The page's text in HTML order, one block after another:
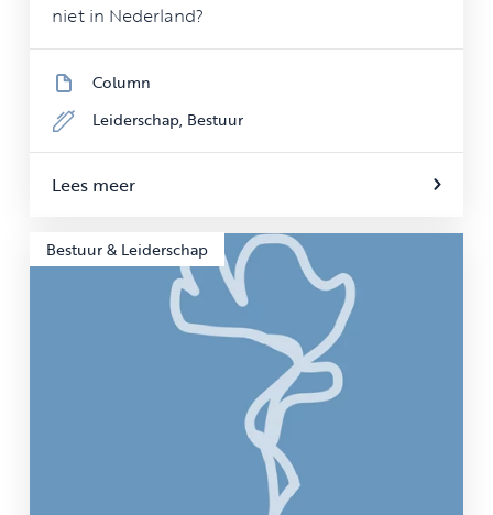
niet in Nederland?
Column
Leiderschap, Bestuur
Lees meer
Bestuur & Leiderschap